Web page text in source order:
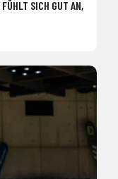
SICH GUT AN,